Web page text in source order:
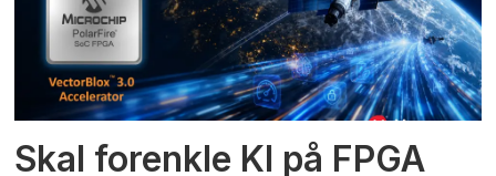
Skal forenkle KI på FPGA